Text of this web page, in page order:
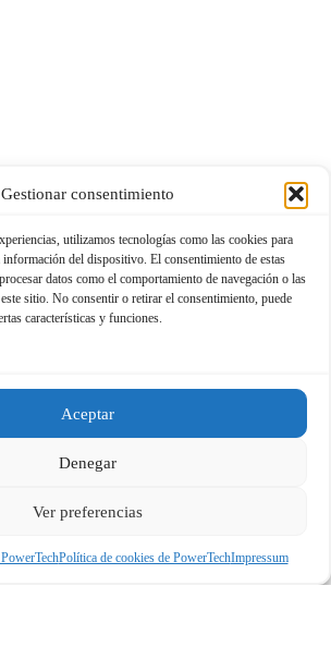
Gestionar consentimiento
utilizamos tecnologías como las cookies para
información del dispositivo. El consentimiento de estas
datos como el comportamiento de navegación o las
sitio. No consentir o retirar el consentimiento, puede
características y funciones.
Aceptar
Denegar
Ver preferencias
Política de cookies de PowerTechImpressum